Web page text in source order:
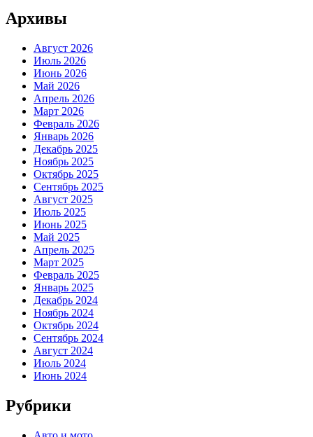
Архивы
Август 2026
Июль 2026
Июнь 2026
Май 2026
Апрель 2026
Март 2026
Февраль 2026
Январь 2026
Декабрь 2025
Ноябрь 2025
Октябрь 2025
Сентябрь 2025
Август 2025
Июль 2025
Июнь 2025
Май 2025
Апрель 2025
Март 2025
Февраль 2025
Январь 2025
Декабрь 2024
Ноябрь 2024
Октябрь 2024
Сентябрь 2024
Август 2024
Июль 2024
Июнь 2024
Рубрики